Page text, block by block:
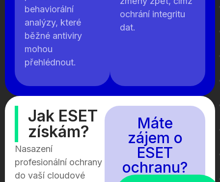
behaviorální
analýzy, které
běžné antiviry
mohou
přehlédnout.
ochrání integritu
dat.
Jak ESET
získám?
Nasazení
profesionální ochrany
do vaší cloudové
Máte
zájem o
ESET
ochranu?